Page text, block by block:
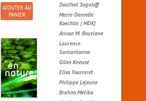
AJOUTER AU
PANIER
Douthat Segaloff
Marie-Danielle
Koechlin ( MDK)
Anissa M. Bouziane
Laurence
Santantonios
Gilles Kneusé
Elisa Fourniret
Philippe Lejeune
Brahim Metiba